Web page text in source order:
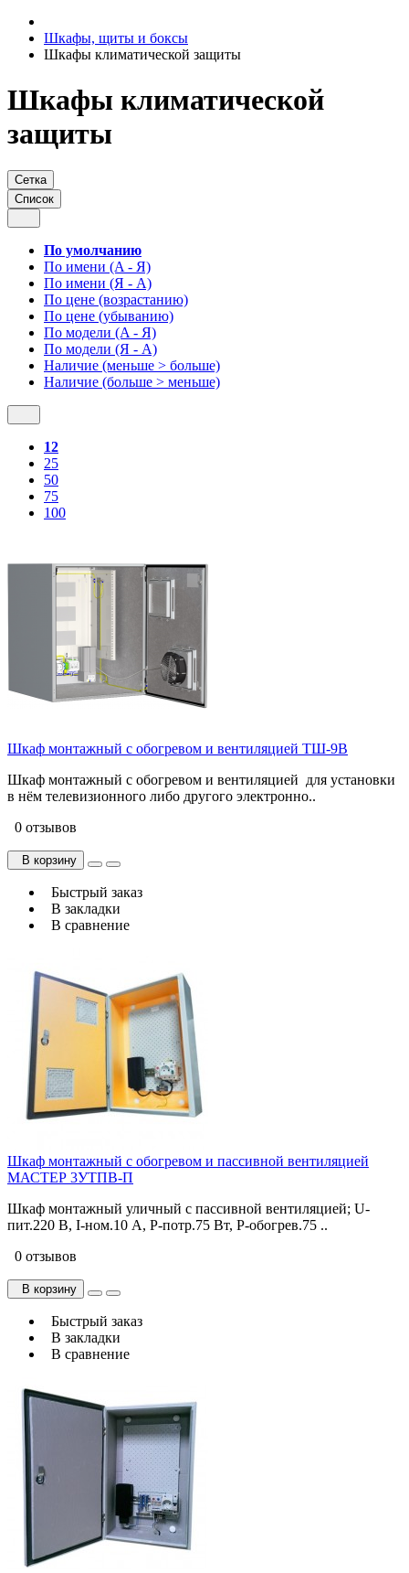
Шкафы, щиты и боксы
Шкафы климатической защиты
Шкафы климатической
защиты
Сетка
Список
По умолчанию
По имени (A - Я)
По имени (Я - A)
По цене (возрастанию)
По цене (убыванию)
По модели (A - Я)
По модели (Я - A)
Наличие (меньше > больше)
Наличие (больше > меньше)
12
25
50
75
100
Шкаф монтажный с обогревом и вентиляцией ТШ-9В
Шкаф монтажный с обогревом и вентиляцией для установки
в нём телевизионного либо другого электронно..
0 отзывов
В корзину
Быстрый заказ
В закладки
В сравнение
Шкаф монтажный с обогревом и пассивной вентиляцией
МАСТЕР 3УТПВ-П
Шкаф монтажный уличный с пассивной вентиляцией; U-
пит.220 В, I-ном.10 А, P-потр.75 Вт, P-обогрев.75 ..
0 отзывов
В корзину
Быстрый заказ
В закладки
В сравнение